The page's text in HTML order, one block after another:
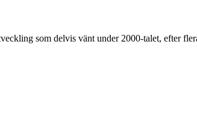
som delvis vänt under 2000-talet, efter